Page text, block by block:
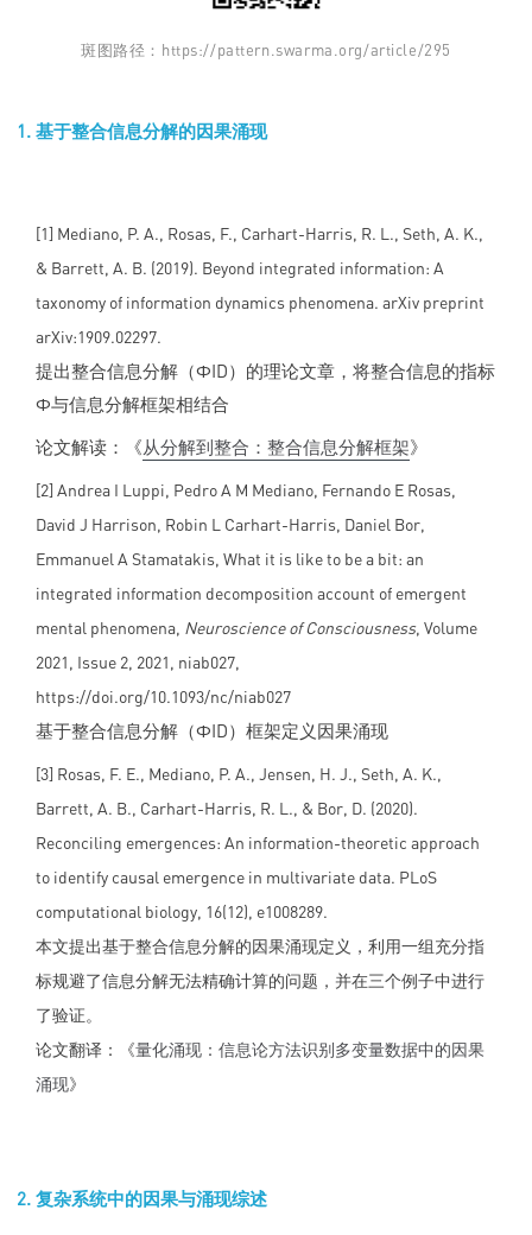
斑图路径：https://pattern.swarma.org/article/295
基于整合信息分解的因果涌现
[1] Mediano, P. A., Rosas, F., Carhart-Harris, R. L., Seth, A. K.,
& Barrett, A. B. (2019). Beyond integrated information: A
taxonomy of information dynamics phenomena. arXiv preprint
arXiv:1909.02297.
提出整合信息分解（ΦID）的理论文章，将整合信息的指标
Φ与信息分解框架相结合
论文解读：《从分解到整合：整合信息分解框架》
[2] Andrea I Luppi, Pedro A M Mediano, Fernando E Rosas,
David J Harrison, Robin L Carhart-Harris, Daniel Bor,
Emmanuel A Stamatakis, What it is like to be a bit: an
integrated information decomposition account of emergent
mental phenomena, Neuroscience of Consciousness, Volume
2021, Issue 2, 2021, niab027,
https://doi.org/10.1093/nc/niab027
基于整合信息分解（ΦID）框架定义因果涌现
[3] Rosas, F. E., Mediano, P. A., Jensen, H. J., Seth, A. K.,
Barrett, A. B., Carhart-Harris, R. L., & Bor, D. (2020).
Reconciling emergences: An information-theoretic approach
to identify causal emergence in multivariate data. PLoS
computational biology, 16(12), e1008289.
本文提出基于整合信息分解的因果涌现定义，利用一组充分指
标规避了信息分解无法精确计算的问题，并在三个例子中进行
了验证。
论文翻译：《量化涌现：信息论方法识别多变量数据中的因果
涌现》
复杂系统中的因果与涌现综述